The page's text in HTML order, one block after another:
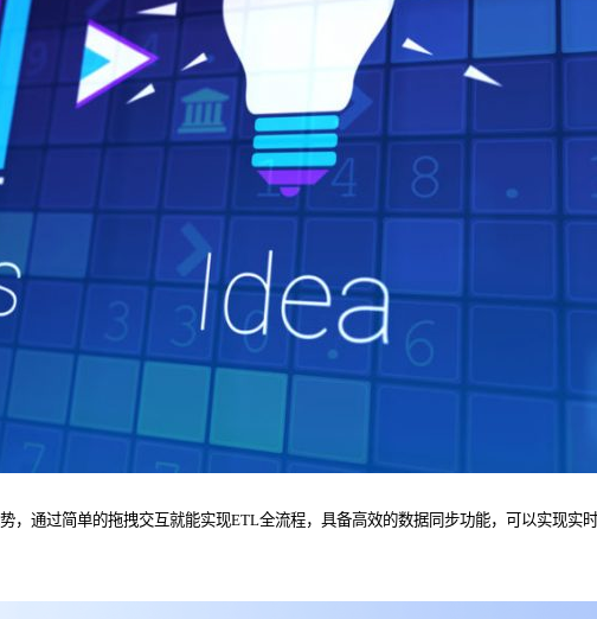
，通过简单的拖拽交互就能实现ETL全流程，具备高效的数据同步功能，可以实现实